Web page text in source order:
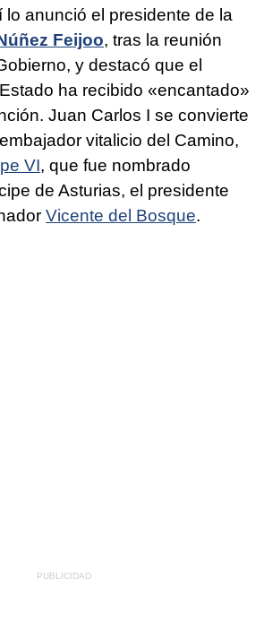
lo anunció el presidente de la
Feijoo, tras la reunión
y destacó que el
ha recibido «encantado»
Juan Carlos I se convierte
vitalicio del Camino,
VI, que fue nombrado
de Asturias, el presidente
Vicente del Bosque.